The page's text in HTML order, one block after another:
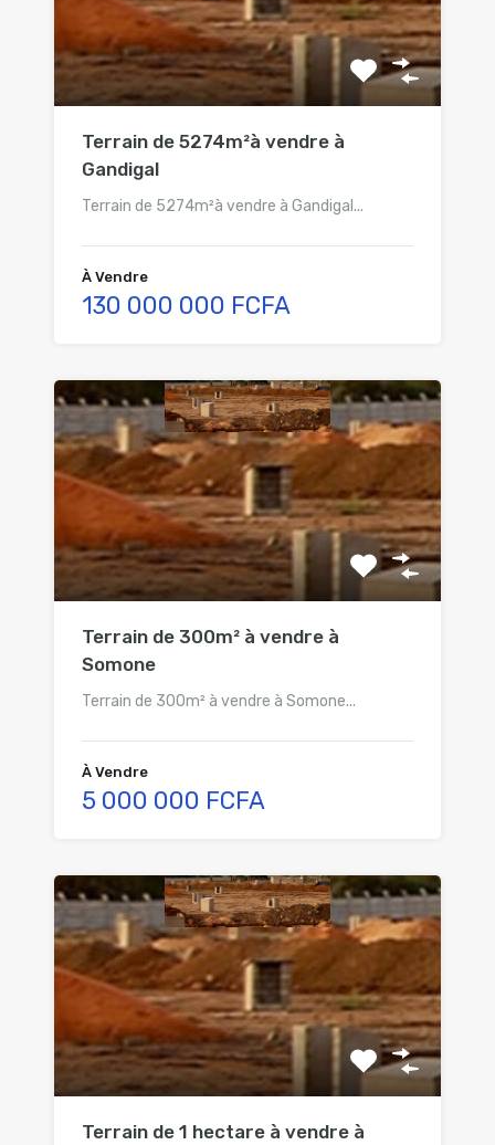
Terrain de 5274m²à vendre à
Gandigal
Terrain de 5274m²à vendre à Gandigal...
À Vendre
130 000 000 FCFA
Terrain de 300m² à vendre à
Somone
Terrain de 300m² à vendre à Somone...
À Vendre
5 000 000 FCFA
Terrain de 1 hectare à vendre à